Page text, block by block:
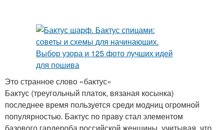
Это странное слово «бактус»
Бактус (треугольный платок, вязаная косынка)
последнее время пользуется среди модниц огромной
популярностью. Бактус по праву стал элементом